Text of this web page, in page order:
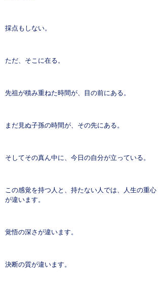
採点もしない。
ただ、そこに在る。
先祖が積み重ねた時間が、目の前にある。
まだ見ぬ子孫の時間が、その先にある。
そしてその真ん中に、今日の自分が立っている。
この感覚を持つ人と、持たない人では、人生の重心
が違います。
覚悟の深さが違います。
決断の質が違います。